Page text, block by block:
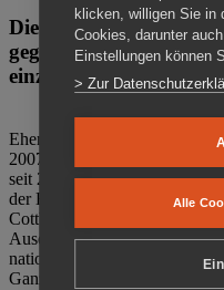
Die Gedenkstätte
gegen das Vergessen.
einzigartig.
Ehemalige politische
2007 den Verein
seit 2011 Eigentümer des
der Bautzener Straße und
Cottbus ist. Im Zentrum der
Auseinandersetzung mit
nationalsozialistischen
Ganzjährig zeigen mehrere
klicken, willigen Sie in
Cookies, darunter
Einstellungen können
> Zur
Alle